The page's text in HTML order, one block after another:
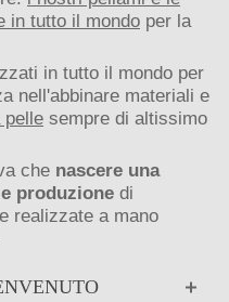
in tutto il mondo per la
in tutto il mondo per
nell'abbinare materiali e
pelle sempre di altissimo
che nascere una
produzione di
realizzate a mano